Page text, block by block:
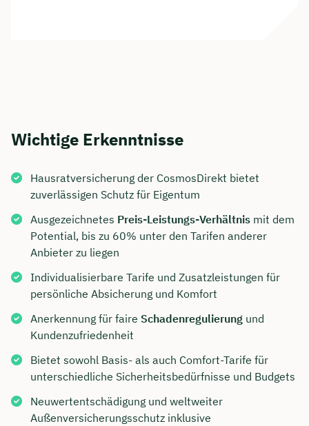
Wichtige Erkenntnisse
Hausratversicherung der CosmosDirekt bietet
zuverlässigen Schutz für Eigentum
Ausgezeichnetes Preis-Leistungs-Verhältnis mit dem
Potential, bis zu 60% unter den Tarifen anderer
Anbieter zu liegen
Individualisierbare Tarife und Zusatzleistungen für
persönliche Absicherung und Komfort
Anerkennung für faire Schadenregulierung und
Kundenzufriedenheit
Bietet sowohl Basis- als auch Comfort-Tarife für
unterschiedliche Sicherheitsbedürfnisse und Budgets
Neuwertentschädigung und weltweiter
Außenversicherungsschutz inklusive